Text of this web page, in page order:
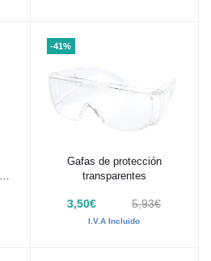
-41%
Añadir al carrito
Gafas de protección
transparentes
3,50€ 5,93€
I.V.A Incluido